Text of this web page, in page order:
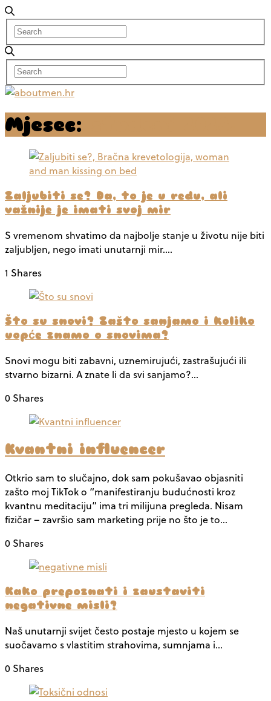
Mjesec:
Zaljubiti se? Da, to je u redu, ali
važnije je imati svoj mir
S vremenom shvatimo da najbolje stanje u životu nije biti
zaljubljen, nego imati unutarnji mir.…
1 Shares
Što su snovi? Zašto sanjamo i koliko
uopće znamo o snovima?
Snovi mogu biti zabavni, uznemirujući, zastrašujući ili
stvarno bizarni. A znate li da svi sanjamo?…
0 Shares
Kvantni influencer
Otkrio sam to slučajno, dok sam pokušavao objasniti
zašto moj TikTok o “manifestiranju budućnosti kroz
kvantnu meditaciju” ima tri milijuna pregleda. Nisam
fizičar – završio sam marketing prije no što je to…
0 Shares
Kako prepoznati i zaustaviti
negativne misli?
Naš unutarnji svijet često postaje mjesto u kojem se
suočavamo s vlastitim strahovima, sumnjama i…
0 Shares